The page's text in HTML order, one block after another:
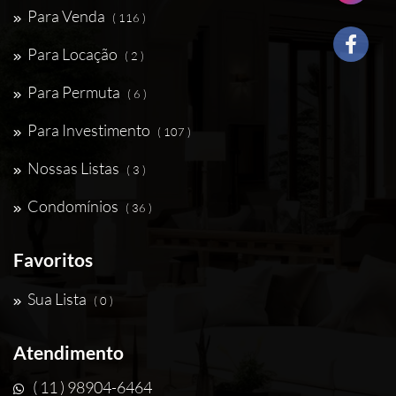
Para Venda ( 116 )
Para Locação ( 2 )
Para Permuta ( 6 )
Para Investimento ( 107 )
Nossas Listas ( 3 )
Condomínios ( 36 )
Favoritos
Sua Lista ( 0 )
Atendimento
( 11 ) 98904-6464